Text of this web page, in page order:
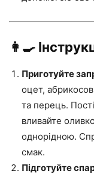
👩‍🍳
Приготуйте
оцет,
та перець.
вливайте
однорідною.
смак.
Підготуйте